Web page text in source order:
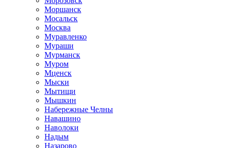
Моршанск
Мосальск
Москва
Муравленко
Мураши
Мурманск
Муром
Мценск
Мыски
Мытищи
Мышкин
Набережные Челны
Навашино
Наволоки
Надым
Назарово